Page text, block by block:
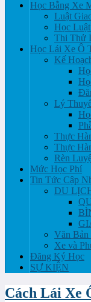
Học Bằng Xe
Luật
Học
Thi Thử
Học Lái Xe Ô
Kế
Lý
Thực
Thực
Rèn
Mức Học Phí
Tin Tức Cập
DU
Văn Bản
Xe và
Đăng Ký Học
SỰ KIỆN
Cách Lái Xe